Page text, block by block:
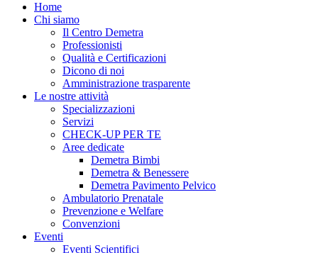
Home
Chi siamo
Il Centro Demetra
Professionisti
Qualità e Certificazioni
Dicono di noi
Amministrazione trasparente
Le nostre attività
Specializzazioni
Servizi
CHECK-UP PER TE
Aree dedicate
Demetra Bimbi
Demetra & Benessere
Demetra Pavimento Pelvico
Ambulatorio Prenatale
Prevenzione e Welfare
Convenzioni
Eventi
Eventi Scientifici